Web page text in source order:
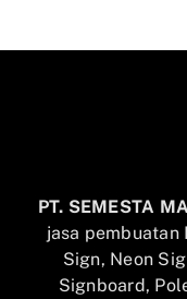
PT. SEMESTA
jasa pembuatan
Sign, Neon
Signboard,